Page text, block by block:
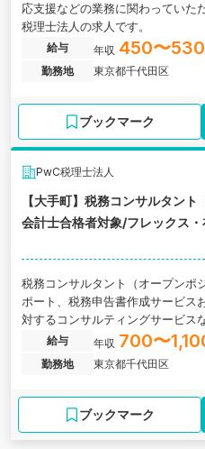
応支援などの業務に関わっていた
税理士法人の求人です。
給与 年収 450〜530
勤務地
東京都千代田区
ブックマーク
PwC税理士法人
【大手町】税務コンサルタン
会計士合格者対象/フレックス
税務コンサルタント（オープンポ
ポート、税務申告書作成サービス
対するコンサルティングサービス
す。東京都千代田区にある税理士
給与 年収 700〜
勤務地
東京都千代田区
ブックマーク